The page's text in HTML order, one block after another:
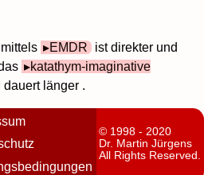
EMDR
ist direkter und
katathym-imaginative
länger .
© 1998 - 2020
Dr. Martin Jürgens
All Rights Reserved.